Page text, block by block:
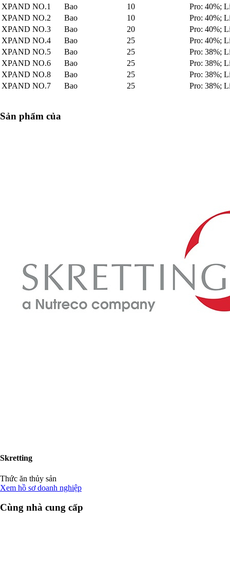
XPAND NO.1
Bao 10
Pro: 40%;
XPAND NO.2
Bao 10
Pro: 40%;
XPAND NO.3
Bao 20
Pro: 40%;
XPAND NO.4
Bao 25
Pro: 40%;
XPAND NO.5
Bao 25
Pro: 38%;
XPAND NO.6
Bao 25
Pro: 38%;
XPAND NO.8
Bao 25
Pro: 38%;
XPAND NO.7
Bao 25 Pro: 38%;
Sản phẩm của
Skretting
Thức ăn thủy sản
Xem hồ sơ doanh nghiệp
Cùng nhà cung cấp